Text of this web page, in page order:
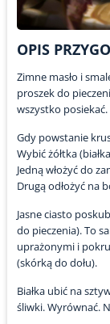
OPIS
Zimne masło i
proszek do
wszystko posiekać.
Gdy powstanie
Wybić żółtka
Jedną włożyć do
Drugą odłożyć na
Jasne ciasto
do pieczenia). To
uprażonymi i
(skórką do dołu).
Białka ubić na
śliwki. Wyrównać.